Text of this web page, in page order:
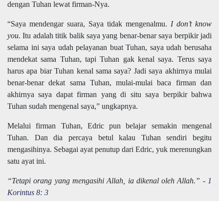
dengan Tuhan lewat firman-Nya.
“Saya mendengar suara, Saya tidak mengenalmu. I don’t know
you. Itu adalah titik balik saya yang benar-benar saya berpikir jadi
selama ini saya udah pelayanan buat Tuhan, saya udah berusaha
mendekat sama Tuhan, tapi Tuhan gak kenal saya. Terus saya
harus apa biar Tuhan kenal sama saya? Jadi saya akhirnya mulai
benar-benar dekat sama Tuhan, mulai-mulai baca firman dan
akhirnya saya dapat firman yang di situ saya berpikir bahwa
Tuhan sudah mengenal saya,” ungkapnya.
Melalui firman Tuhan, Edric pun belajar semakin mengenal
Tuhan. Dan dia percaya betul kalau Tuhan sendiri begitu
mengasihinya. Sebagai ayat penutup dari Edric, yuk merenungkan
satu ayat ini.
“Tetapi orang yang mengasihi Allah, ia dikenal oleh Allah.” - 1
Korintus 8: 3